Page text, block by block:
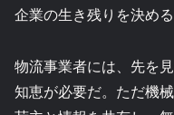
企業の生き残りを決める
物流事業者には、先を
知恵が必要だ。ただ機